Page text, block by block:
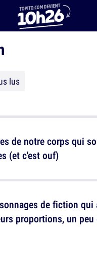
lus
de notre corps qui
(et c'est ouf)
de fiction qui
proportions, un peu